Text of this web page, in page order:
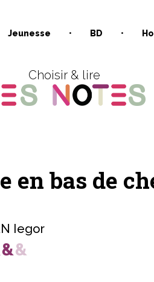
Jeunesse BD
Choisir & lire
en bas de
Iegor